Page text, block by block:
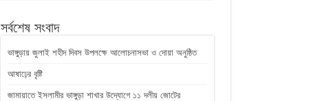
সর্বশেষ সংবাদ
ভাঙ্গুড়ায় জুলাই শহীদ দিবস উপলক্ষে আলোচনাসভা ও দোয়া অনুষ্ঠিত
আষাঢ়ের বৃষ্টি
জামায়াতে ইসলামীর ভাঙ্গুড়া শাখার উদ্যোগে ১১ দলীয় জোটের